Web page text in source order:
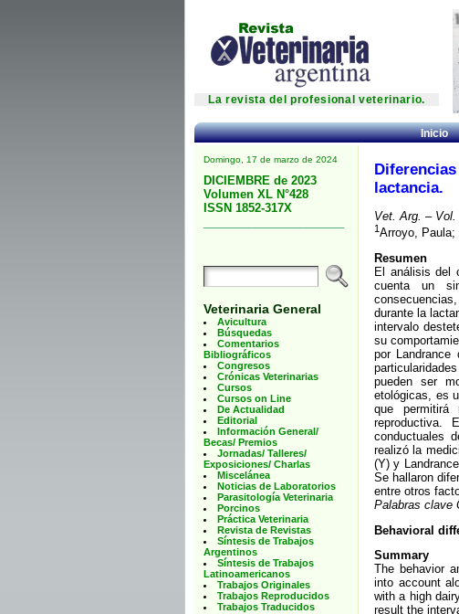
La revista del profesional veterinario.
Inicio
Domingo, 17 de marzo de 2024
DICIEMBRE de 2023
Volumen XL N°428
ISSN 1852-317X
Veterinaria General
Avicultura
Búsquedas
Comentarios
Bibliográficos
Congresos
Crónicas Veterinarias
Cursos
Cursos on Line
De Actualidad
Editorial
Información General/
Becas/ Premios
Jornadas/ Talleres/
Exposiciones/ Charlas
Miscelánea
Noticias de Laboratorios
Parasitología Veterinaria
Porcinos
Práctica Veterinaria
Revista de Revistas
Síntesis de Trabajos
Argentinos
Síntesis de Trabajos
Latinoamericanos
Trabajos Originales
Trabajos Reproducidos
Trabajos Traducidos
lactancia.
Vet. Arg. – Vol.
1Arroyo, Paula;
Resumen
El análisis del
cuenta un
durante la
intervalo
su
por Landrance
pueden ser
etológicas, es
que
reproductiva.
conductuales
realizó la
(Y) y
Se hallaron
entre otros
Palabras clave
Behavioral
Summary
The behavior
into account
with a high
result the